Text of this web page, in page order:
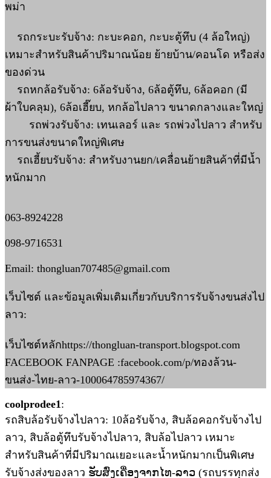
พม่า
รถกระบะรับจ้าง: กะบะคอก, กะบะตู้ทึบ (4 ล้อใหญ่)
เหมาะสำหรับสินค้าปริมาณน้อย ย้ายบ้าน/คอนโด หรือส่ง
ของด่วน
รถหกล้อรับจ้าง: 6ล้อรับจ้าง, 6ล้อตู้ทึบ, 6ล้อคอก (มี
ผ้าใบคลุม), 6ล้อเฮี๊ยบ, หกล้อไปลาว ขนาดกลางและใหญ่
รถพ่วงรับจ้าง: เทนเลอร์ และ รถพ่วงไปลาว สำหรับ
การขนส่งขนาดใหญ่พิเศษ
รถเฮี้ยบรับจ้าง: สำหรับงานยก/เคลื่อนย้ายสินค้าที่มีน้ำ
หนักมาก
063-8924228
098-9716531
Email: thongluan707485@gmail.com
เว็บไซต์ และข้อมูลเพิ่มเติมเกี่ยวกับบริการรับจ้างขนส่งไป
ลาว:
เว็บไซต์หลักhttps://thongluan-transport.blogspot.com
FACEBOOK FANPAGE :facebook.com/p/ทองล้วน-
ขนส่ง-ไทย-ลาว-100064785974367/
coolprodee1:
รถสิบล้อรับจ้างไปลาว: 10ล้อรับจ้าง, สิบล้อคอกรับจ้างไป
ลาว, สิบล้อตู้ทึบรับจ้างไปลาว, สิบล้อไปลาว เหมาะ
สำหรับสินค้าที่มีปริมาณเยอะและน้ำหนักมากเป็นพิเศษ
รับจ้างส่งของลาว ຮັບສົ່ງເຄື່ອງຈາກໄທ-ລາວ (รถบรรทุกส่ง